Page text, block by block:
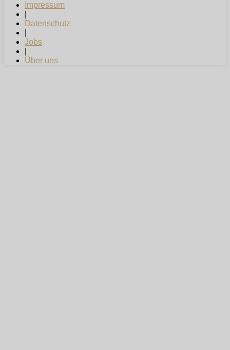
Impressum
Datenschutz
Jobs
Über uns